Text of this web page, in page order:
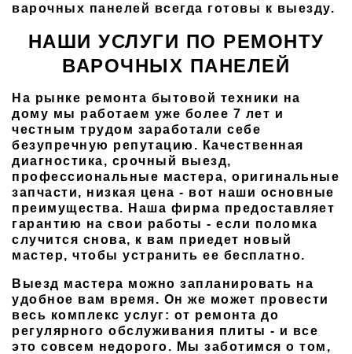
варочных панелей всегда готовы к выезду.
НАШИ УСЛУГИ ПО РЕМОНТУ
ВАРОЧНЫХ ПАНЕЛЕЙ
На рынке ремонта бытовой техники на
дому мы работаем уже более 7 лет и
честным трудом заработали себе
безупречную репутацию. Качественная
диагностика, срочный выезд,
профессиональные мастера, оригинальные
запчасти, низкая цена - вот наши основные
преимущества. Наша фирма предоставляет
гарантию на свои работы - если поломка
случится снова, к вам приедет новый
мастер, чтобы устранить ее бесплатно.
Выезд мастера можно запланировать на
удобное вам время. Он же может провести
весь комплекс услуг: от ремонта до
регулярного обслуживания плиты - и все
это совсем недорого. Мы заботимся о том,